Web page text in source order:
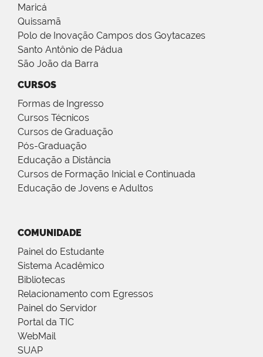
Maricá
Quissamã
Polo de Inovação Campos dos Goytacazes
Santo Antônio de Pádua
São João da Barra
CURSOS
Formas de Ingresso
Cursos Técnicos
Cursos de Graduação
Pós-Graduação
Educação a Distância
Cursos de Formação Inicial e Continuada
Educação de Jovens e Adultos
COMUNIDADE
Painel do Estudante
Sistema Acadêmico
Bibliotecas
Relacionamento com Egressos
Painel do Servidor
Portal da TIC
WebMail
SUAP